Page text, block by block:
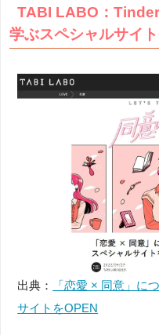
TABI LABO：
学ぶスペシャルサイ
出典：
「恋愛 × 同意」に
サイトをOPEN